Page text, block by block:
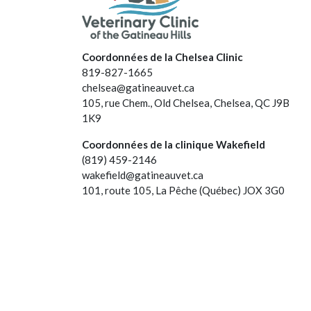
Coordonnées de la Chelsea Clinic
819-827-1665
chelsea@gatineauvet.ca
105, rue Chem., Old Chelsea, Chelsea, QC J9B
1K9
Coordonnées de la clinique Wakefield
(819) 459-2146
wakefield@gatineauvet.ca
101, route 105, La Pêche (Québec) JOX 3G0